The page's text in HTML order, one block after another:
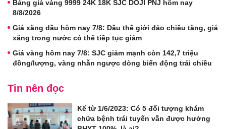
Bảng giá vàng 9999 24K 18K SJC DOJI PNJ hôm nay
8/8/2026
Giá xăng dầu hôm nay 7/8: Dầu thế giới đảo chiều tăng, giá
xăng trong nước có thể tiếp tục giảm
Giá vàng hôm nay 7/8: SJC giảm mạnh còn 142,7 triệu
đồng/lượng, vàng nhẫn ngược dòng biến động trái chiều
Tin nên đọc
Kể từ 1/6/2023: Có 5 đối tượng khám
chữa bệnh trái tuyến vẫn được hưởng